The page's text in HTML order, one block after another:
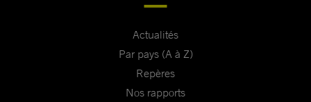
Actualités
Par pays (A à Z)
Repères
Nos rapports